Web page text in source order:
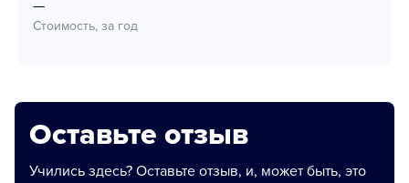
—
Стоимость, за год
Оставьте отзыв
Учились здесь? Оставьте отзыв, и, может быть, это